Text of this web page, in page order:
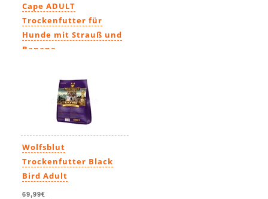
Cape ADULT
Trockenfutter für
Hunde mit Strauß und
Banane
Wolfsblut
Trockenfutter Black
Bird Adult
69,99€